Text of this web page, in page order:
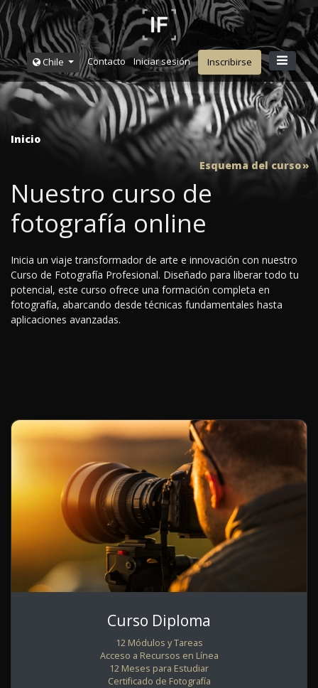
Chile Contacto Iniciar sesión Inscribirse
Inicio
Esquema del curso
Nuestro curso de
fotografía online
Inicia un viaje transformador de arte e innovación con nuestro
Curso de Fotografía Profesional. Diseñado para liberar todo tu
potencial, este curso ofrece una formación completa en
fotografía, abarcando desde técnicas fundamentales hasta
aplicaciones avanzadas.
Curso Diploma
12 Módulos y Tareas
Acceso a Recursos en Línea
12 Meses para Estudiar
Certificado de Fotografía